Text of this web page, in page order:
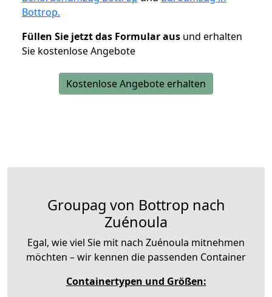
Bottrop.
Füllen Sie jetzt das Formular aus und erhalten
Sie kostenlose Angebote
Kostenlose Angebote erhalten
Groupag von Bottrop nach
Zuénoula
Egal, wie viel Sie mit nach Zuénoula mitnehmen
möchten – wir kennen die passenden Container
Containertypen und Größen: